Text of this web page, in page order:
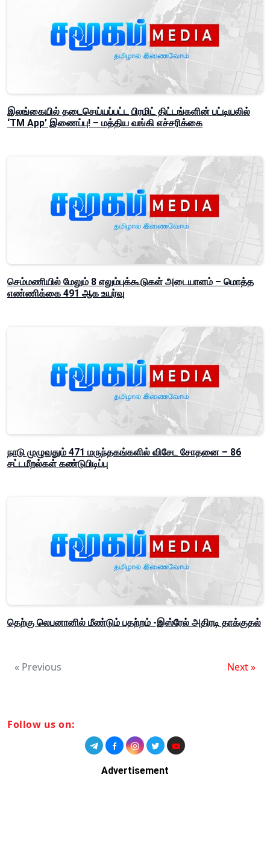
இலங்கையில் தடைசெய்யப்பட்ட பிரமிட் திட்டங்களின் பட்டியலில்
‘TM App’ இணைப்பு! – மத்திய வங்கி எச்சரிக்கை
செம்மணியில் மேலும் 8 எலும்புக்கூடுகள் அடையாளம் – மொத்த
எண்ணிக்கை 491 ஆக உயர்வு
நாடு முழுவதும் 471 மருந்தகங்களில் விசேட சோதனை – 86
சட்டமீறல்கள் கண்டுபிடிப்பு
தெற்கு லெபனானில் மீண்டும் பதற்றம் -இஸ்ரேல் அதிரடி தாக்குதல்
« Previous Next »
Follow us on:
Advertisement